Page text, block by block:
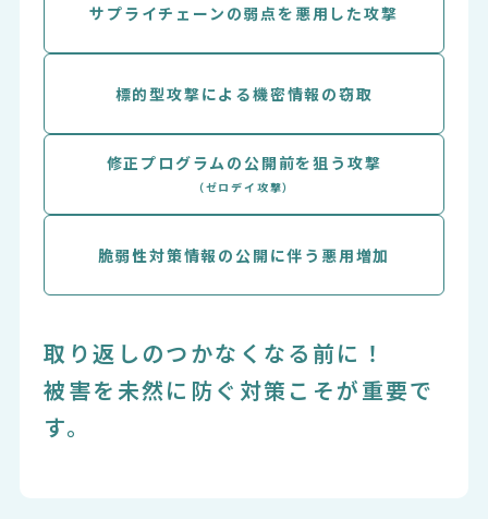
サプライチェーンの弱点を悪用した攻撃
標的型攻撃による機密情報の窃取
修正プログラムの公開前を狙う攻撃
（ゼロデイ攻撃）
脆弱性対策情報の公開に伴う悪用増加
取り返しのつかなくなる前に！
被害を未然に防ぐ対策こそが重要で
す。